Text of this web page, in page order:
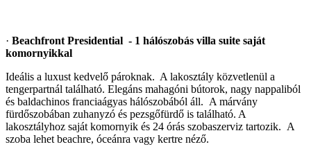
· Beachfront Presidential - 1 hálószobás villa suite saját
komornyikkal
Ideális a luxust kedvelő pároknak. A lakosztály közvetlenül a
tengerpartnál található. Elegáns mahagóni bútorok, nagy nappaliból
és baldachinos franciaágyas hálószobából áll. A márvány
fürdőszobában zuhanyzó és pezsgőfürdő is található. A
lakosztályhoz saját komornyik és 24 órás szobaszerviz tartozik. A
szoba lehet beachre, óceánra vagy kertre néző.